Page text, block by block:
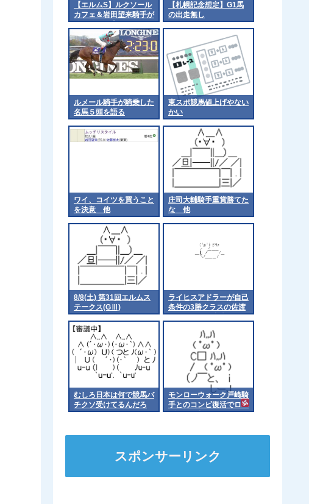
【エルムS】ルクソール
カフェ＆岩田望来騎手が
ｷﾀ━━━━(ﾟ
∀ﾟ)━━━━!!
【札幌記念想定】G1馬
の出走無し
ルメール騎手が騎乗した
名馬５頭を語る
東スポ競馬値上げやない
かい
ワイ、コイツを買うこと
を決意 他
庄司大輔騎手重賞勝てた
な 他
8/8(土) 第31回エルムス
テークス(GⅢ)
ライヒスアドラーが自己
条件の3勝クラスの佐渡
ステークスに出走
むしろ日本は何で競馬バ
チクソ受けてるんだろ
モンローウォーク戸崎騎
手とのコンビ復活でロー
ズSへ 他
スポンサーリンク